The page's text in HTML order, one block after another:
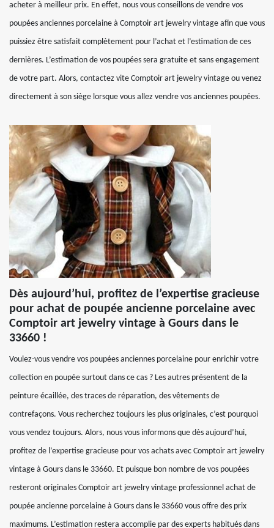
acheter à meilleur prix. En effet, nous vous conseillons de vendre vos
poupées anciennes porcelaine à Comptoir art jewelry vintage afin que vous
puissiez être satisfait complètement pour l’achat et l’estimation de ces
dernières. L’estimation de vos poupées sera gratuite et sans engagement
de votre part. Alors, contactez vite Comptoir art jewelry vintage ou venez
directement à son siège lorsque vous allez vendre vos anciennes poupées.
Dès aujourd’hui, profitez de l’expertise gracieuse
pour achat de poupée ancienne porcelaine avec
Comptoir art jewelry vintage à Gours dans le
33660 !
Voulez-vous vendre vos poupées anciennes porcelaine pour enrichir votre
collection en poupée surtout dans ce cas ? Les autres présentent de la
peinture écaillée, des traces de réparation, des vêtements de
contrefaçons. Vous recherchez toujours les plus originales, c’est pourquoi
vous vendez toujours. Alors, nous vous informons que dès aujourd’hui,
profitez de l’expertise gracieuse pour vos achats avec Comptoir art jewelry
vintage à Gours dans le 33660. Et puisque bon nombre de vos poupées
resteront originales Comptoir art jewelry vintage professionnel achat de
poupée ancienne porcelaine à Gours dans le 33660 vous offre des prix
maximums. L’estimation restera accomplie par des experts habitués dans